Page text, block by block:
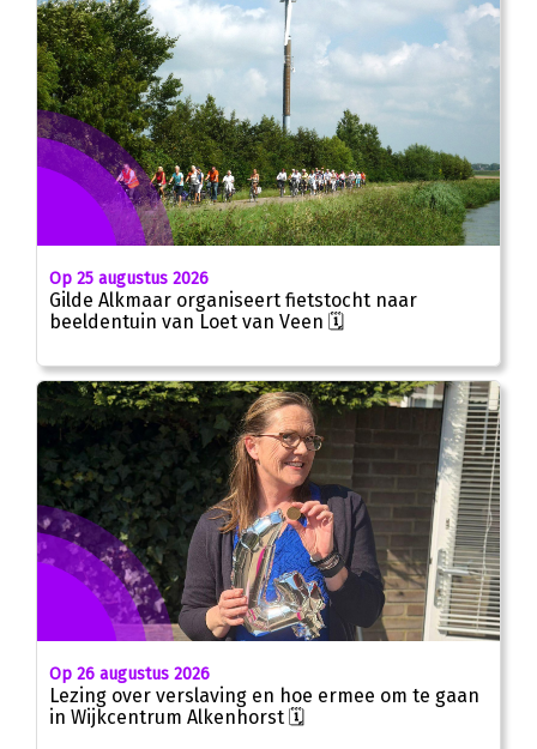
Op 25 augustus 2026
Gilde Alkmaar organiseert fietstocht naar
beeldentuin van Loet van Veen 🗓
Op 26 augustus 2026
Lezing over verslaving en hoe ermee om te gaan
in Wijkcentrum Alkenhorst 🗓